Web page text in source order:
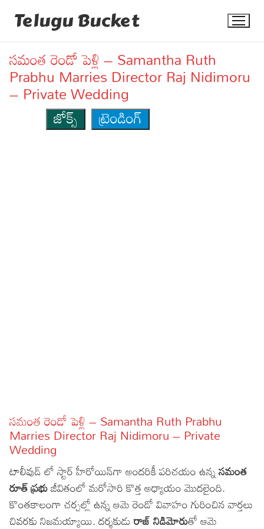
Telugu Bucket
Quotes
Articles
Facts
Devotional
Christianity
Hinduism
Hindi
Lyrics in Hindi – Devotional Songs
Tamil
సమంత రెండో పెళ్లి – Samantha Ruth
Prabhu Marries Director Raj Nidimoru
– Private Wedding
జోక్స్
ట్రెండింగ్
సమంత రెండో పెళ్లి – Samantha Ruth Prabhu
Marries Director Raj Nidimoru – Private
Wedding
టాలీవుడ్ లో స్టార్ హీరోయిన్‌గా అందరికీ పరిచయం ఉన్నసమంత
రూత్ ప్రభుజీవితంలో మరోసారి కొత్త అధ్యాయం మొదలైంది.
కొంతకాలంగా చర్చల్లో ఉన్న ఆమె రెండో వివాహం గురించిన వార్తలు
చివరకు నిజమయ్యాయి. దర్శకుడురాజ్ నిడిమోరుతో ఆమె